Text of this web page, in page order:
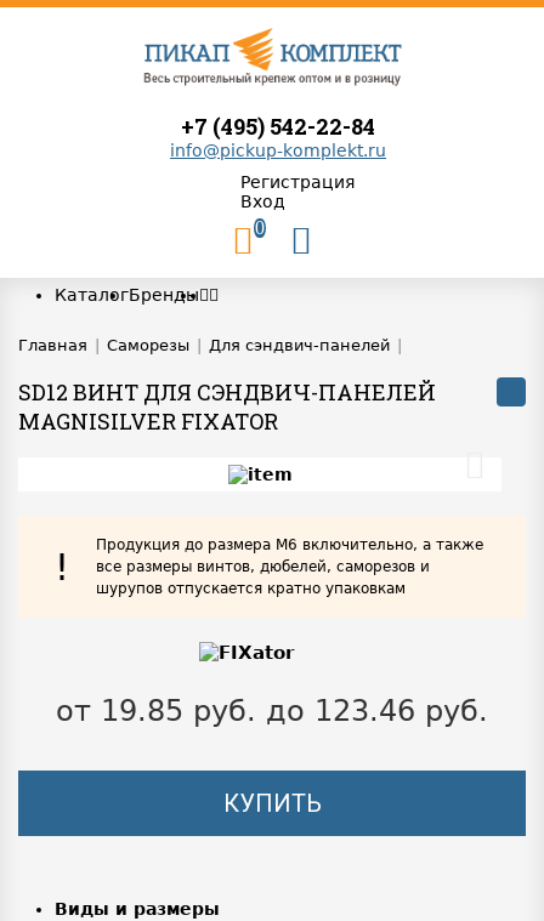
+7 (495) 542-22-84
info@pickup-komplekt.ru
Регистрация
Вход
0
КаталогБренды
Главная Саморезы Для сэндвич-панелей
SD12 ВИНТ ДЛЯ СЭНДВИЧ-ПАНЕЛЕЙ
MAGNISILVER FIXATOR
!
Продукция до размера М6 включительно, а также
все размеры винтов, дюбелей, саморезов и
шурупов отпускается кратно упаковкам
от 19.85 руб. до 123.46 руб.
КУПИТЬ
Виды и размеры